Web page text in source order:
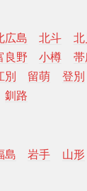
広島 北斗 北
良野 小樽 帯
別 留萌 登別
釧路
島 岩手 山形